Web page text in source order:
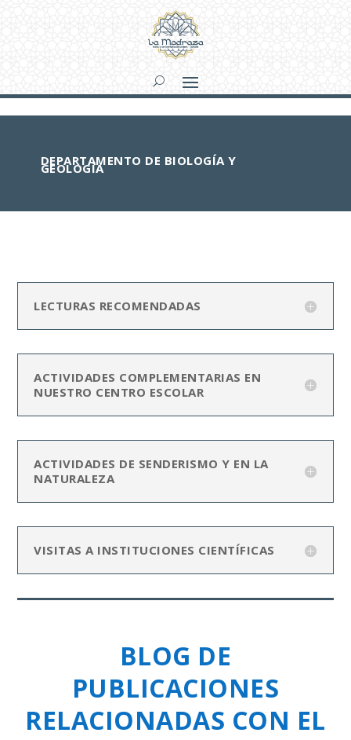
DEPARTAMENTO DE BIOLOGÍA Y
GEOLOGÍA
LECTURAS RECOMENDADAS
ACTIVIDADES COMPLEMENTARIAS EN
NUESTRO CENTRO ESCOLAR
ACTIVIDADES DE SENDERISMO Y EN LA
NATURALEZA
VISITAS A INSTITUCIONES CIENTÍFICAS
BLOG DE
PUBLICACIONES
RELACIONADAS CON EL